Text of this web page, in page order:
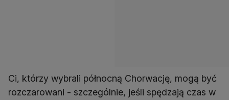
Ci, którzy wybrali północną Chorwację, mogą być
rozczarowani - szczególnie, jeśli spędzają czas w